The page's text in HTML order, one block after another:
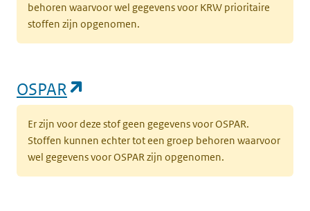
behoren waarvoor wel gegevens voor KRW prioritaire
stoffen zijn opgenomen.
OSPAR
Er zijn voor deze stof geen gegevens voor OSPAR.
Stoffen kunnen echter tot een groep behoren waarvoor
wel gegevens voor OSPAR zijn opgenomen.